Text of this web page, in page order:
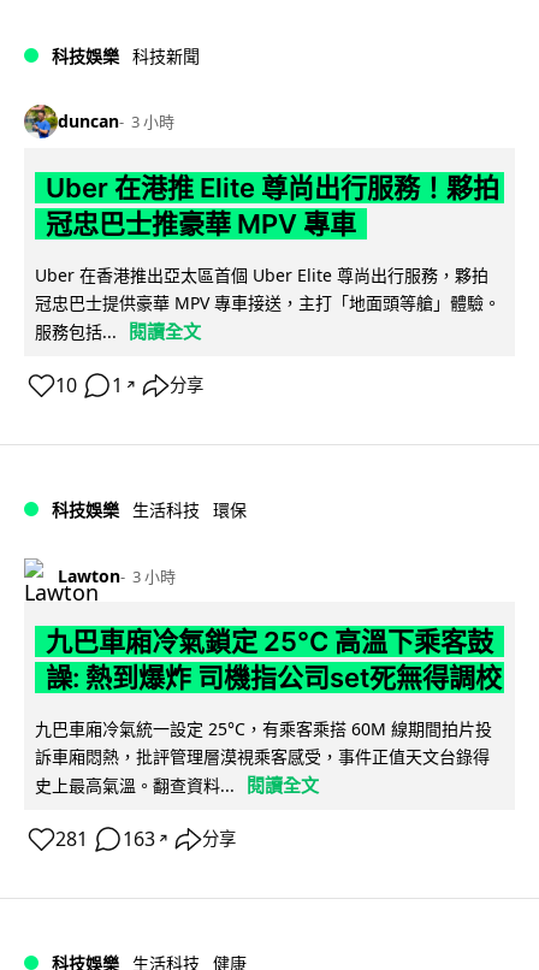
科技娛樂 科技新聞
duncan 3 小時
Uber 在港推 Elite 尊尚出行服務！夥拍
冠忠巴士推豪華 MPV 專車
Uber 在香港推出亞太區首個 Uber Elite 尊尚出行服務，夥拍
冠忠巴士提供豪華 MPV 專車接送，主打「地面頭等艙」體驗。
服務包括...
閱讀全文
10 1 ↗ 分享
科技娛樂 生活科技 環保
Lawton 3 小時
九巴車廂冷氣鎖定 25°C 高溫下乘客鼓
譟: 熱到爆炸 司機指公司set死無得調校
九巴車廂冷氣統一設定 25°C，有乘客乘搭 60M 線期間拍片投
訴車廂悶熱，批評管理層漠視乘客感受，事件正值天文台錄得
史上最高氣溫。翻查資料...
閱讀全文
281 163 ↗ 分享
科技娛樂 生活科技 健康